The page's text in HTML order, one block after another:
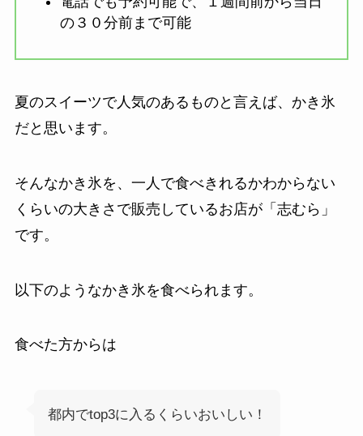
の３０分前まで可能
夏のスイーツで人気のあるものと言えば、かき氷
だと思います。
そんなかき氷を、一人で食べきれるかわからない
くらいの大きさで販売しているお店が「志むら」
です。
以下のようなかき氷を食べられます。
食べた方からは
都内でtop3に入るくらいおいしい！